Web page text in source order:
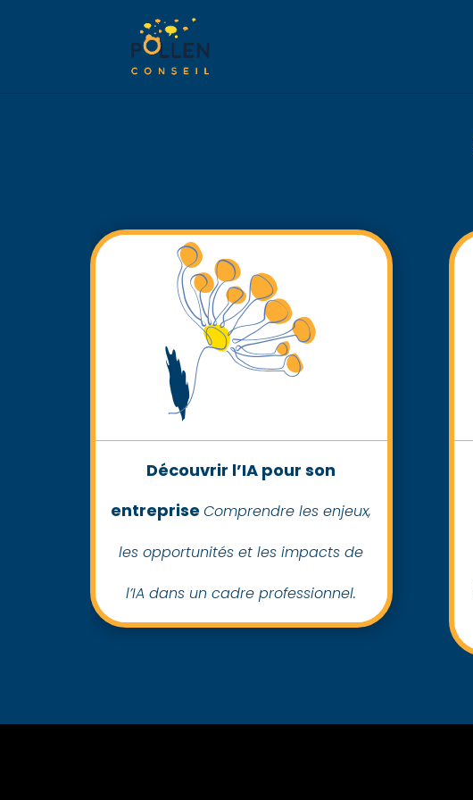
Découvrir l’IA pour son
entreprise Comprendre les enjeux,
les opportunités et les impacts de
l’IA dans un cadre professionnel.